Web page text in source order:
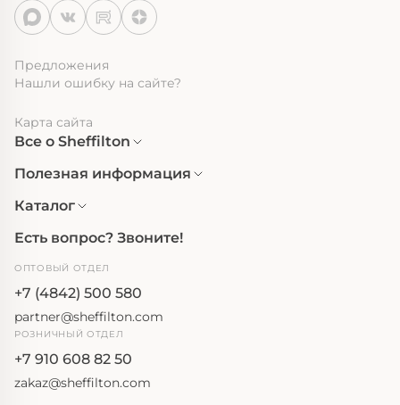
Предложения
Нашли ошибку на сайте?
Карта сайта
Все о Sheffilton
Полезная информация
Каталог
Есть вопрос? Звоните!
ОПТОВЫЙ ОТДЕЛ
+7 (4842) 500 580
partner@sheffilton.com
РОЗНИЧНЫЙ ОТДЕЛ
+7 910 608 82 50
zakaz@sheffilton.com